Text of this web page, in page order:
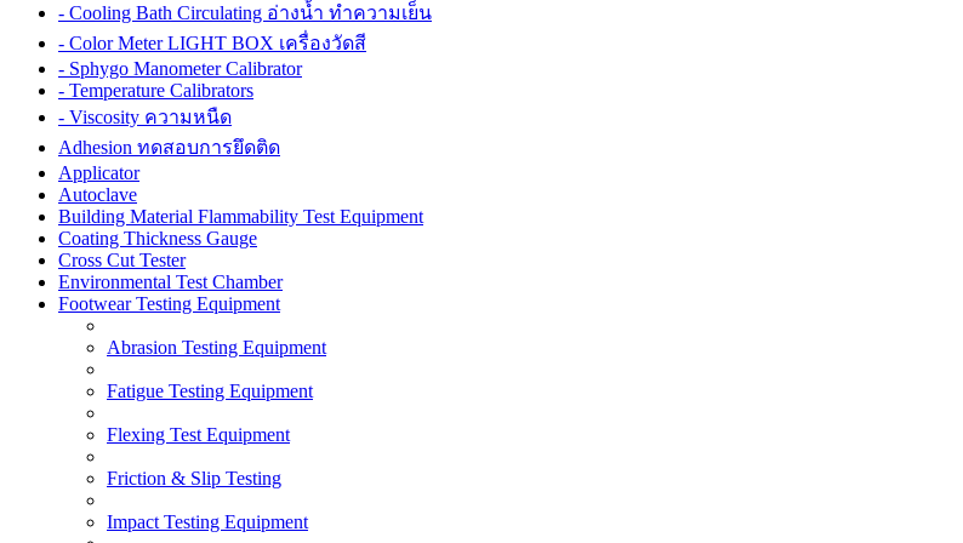
- Cooling Bath Circulating อ่างน้ำ ทำความเย็น
- Color Meter LIGHT BOX เครื่องวัดสี
- Sphygo Manometer Calibrator
- Temperature Calibrators
- Viscosity ความหนืด
Adhesion ทดสอบการยึดติด
Applicator
Autoclave
Building Material Flammability Test Equipment
Coating Thickness Gauge
Cross Cut Tester
Environmental Test Chamber
Footwear Testing Equipment
Abrasion Testing Equipment
Fatigue Testing Equipment
Flexing Test Equipment
Friction & Slip Testing
Impact Testing Equipment